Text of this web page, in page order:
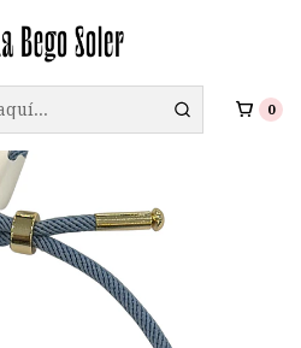
0
EN COMPRAS SOBRE $69.990